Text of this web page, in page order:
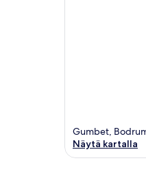
Gumbet,
Näytä kartalla